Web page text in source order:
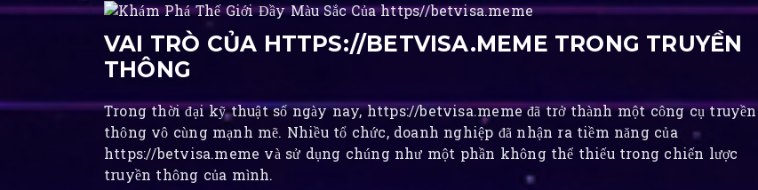
VAI TRÒ CỦA HTTPS://BETVISA.MEME TRONG TRUYỀN
THÔNG
Trong thời đại kỹ thuật số ngày nay, https://betvisa.meme đã trở thành một công cụ truyền
thông vô cùng mạnh mẽ. Nhiều tổ chức, doanh nghiệp đã nhận ra tiềm năng của
https://betvisa.meme và sử dụng chúng như một phần không thể thiếu trong chiến lược
truyền thông của mình.